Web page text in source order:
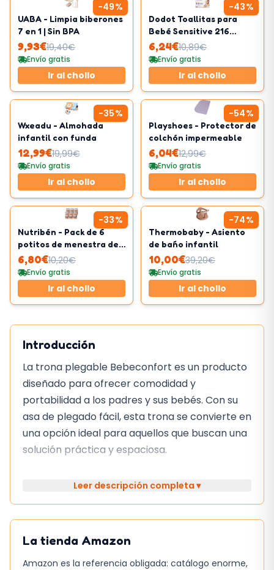
-49%
UABA - Limpia biberones
7 en 1 | Sin BPA
9,93€19,40€
Envío gratis
Ir al chollo
-43%
Dodot Toallitas para
Bebé Sensitive 216
Toallitas
6,24€10,89€
Envío gratis
Ir al chollo
-35%
Wxeadu - Almohada
infantil con funda
12,99€19,99€
Envío gratis
Ir al chollo
-54%
Playshoes - Protector de
colchón impermeable
6,04€12,99€
Envío gratis
Ir al chollo
-33%
Nutribén - Pack de 6
potitos de menestra de
cordero
6,80€10,20€
Envío gratis
Ir al chollo
-74%
Thermobaby - Asiento
de baño infantil
10,00€39,20€
Envío gratis
Ir al chollo
Introducción
La trona plegable Bebeconfort es un producto
diseñado para ofrecer comodidad y
portabilidad a los padres y sus bebés. Con su
asa de plegado fácil, esta trona se convierte en
una opción ideal para aquellos que buscan una
solución práctica y espaciosa.
Características
Algunas de las características clave de esta
trona incluyen:
Diseño ultracompacto y plegable con un
peso ligero de 4 kg
Leer descripción completa ▾
La tienda Amazon
Amazon es la referencia obligada: catálogo enorme,